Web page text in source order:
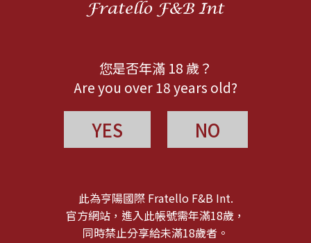
您是否年滿 18 歲？
Are you over 18 years old?
YES NO
此為亨陽國際 Fratello F&B Int.
官方網站，進入此帳號需年滿18歲，
同時禁止分享給未滿18歲者。